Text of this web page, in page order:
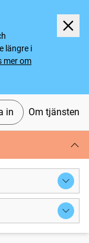
längre i
mer om
in Om tjänsten